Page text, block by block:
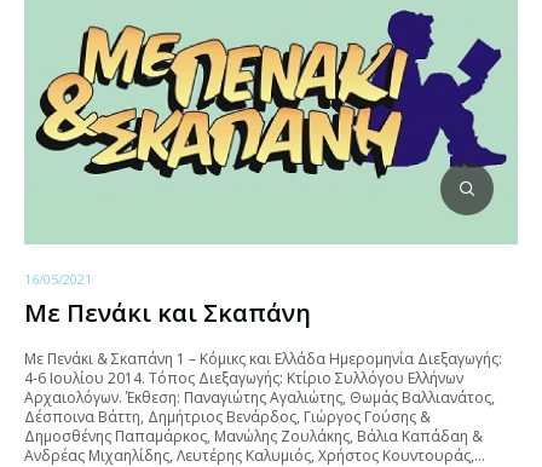
16/05/2021
Με Πενάκι και Σκαπάνη
Με Πενάκι & Σκαπάνη 1 – Κόμικς και Ελλάδα Ημερομηνία Διεξαγωγής:
4-6 Ιουλίου 2014. Τόπος Διεξαγωγής: Κτίριο Συλλόγου Ελλήνων
Αρχαιολόγων. Έκθεση: Παναγιώτης Αγαλιώτης, Θωμάς Βαλλιανάτος,
Δέσποινα Βάττη, Δημήτριος Βενάρδος, Γιώργος Γούσης &
Δημοσθένης Παπαμάρκος, Μανώλης Ζουλάκης, Βάλια Καπάδαη &
Ανδρέας Μιχαηλίδης, Λευτέρης Καλυμιός, Χρήστος Κουντουράς,…